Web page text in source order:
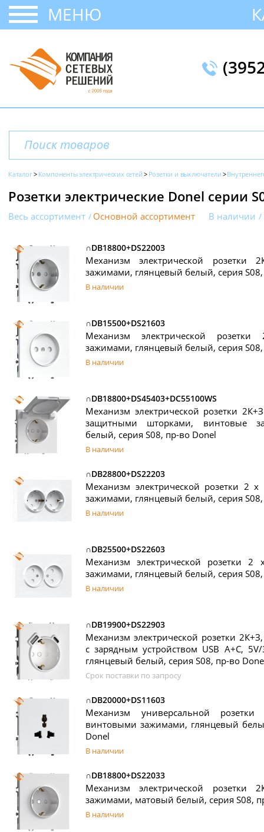
МЕНЮ
Каталог Компоненты электрических сетей Розетки и выключатели
Розетки электрические Donel серии
Весь ассортимент Основной ассортимент В наличии
∩DB18800+DS22003
Механизм электрической розетки
зажимами, глянцевый белый, серия
В наличии
∩DB15500+DS21603
Механизм электрической
зажимами, глянцевый белый, серия
В наличии
∩DB18800+DS45403+DC55100WS
Механизм электрической розетки
защитными шторками, винтовые
белый, серия S08, пр-во Donel
В наличии
∩DB28800+DS22203
Механизм электрической розетки 2
зажимами, глянцевый белый, серия
В наличии
∩DB25500+DS22603
Механизм электрической розетки
зажимами, глянцевый белый, серия
В наличии
∩DB19900+DS22903
Механизм электрической розетки
с зарядным устройством USB A+C,
глянцевый белый, серия S08, пр-во
Срок поставки по запросу
∩DB20000+DS11603
Механизм универсальной розетки
винтовыми зажимами, глянцевый
Donel
В наличии
∩DB18800+DS22033
Механизм электрической розетки
зажимами, матовый белый, серия S08,
В наличии